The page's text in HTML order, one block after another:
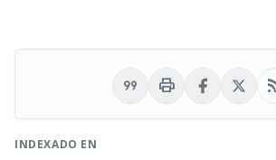
format_quote print
INDEXADO EN